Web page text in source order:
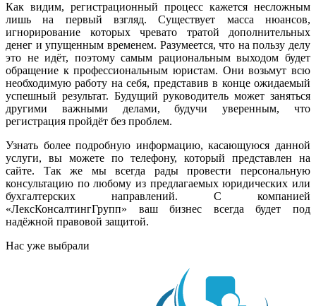
Как видим, регистрационный процесс кажется несложным
лишь на первый взгляд. Существует масса нюансов,
игнорирование которых чревато тратой дополнительных
денег и упущенным временем. Разумеется, что на пользу делу
это не идёт, поэтому самым рациональным выходом будет
обращение к профессиональным юристам. Они возьмут всю
необходимую работу на себя, представив в конце ожидаемый
успешный результат. Будущий руководитель может заняться
другими важными делами, будучи уверенным, что
регистрация пройдёт без проблем.
Узнать более подробную информацию, касающуюся данной
услуги, вы можете по телефону, который представлен на
сайте. Так же мы всегда рады провести персональную
консультацию по любому из предлагаемых юридических или
бухгалтерских направлений. С компанией
«ЛексКонсалтингГрупп» ваш бизнес всегда будет под
надёжной правовой защитой.
Нас уже выбрали